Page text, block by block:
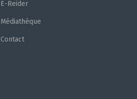
E-Reider
Médiathèque
Contact